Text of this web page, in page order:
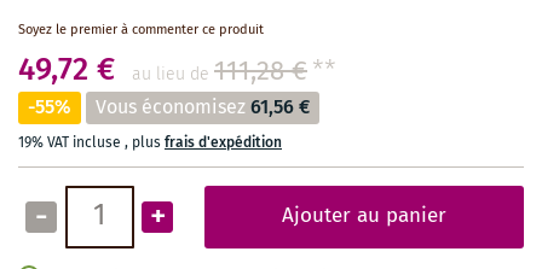
Soyez le premier à commenter ce produit
49,72 € au lieu de 111,28 €**
-55% Vous économisez61,56 €
19% VAT incluse , plusfrais d'expédition
- + Ajouter au panier